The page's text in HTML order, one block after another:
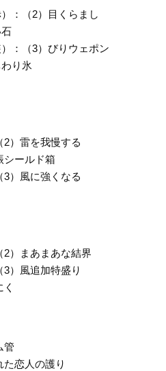
：（2）目くらまし
：（3）びりウェポン
り氷
2）雷を我慢する
シールド箱
）風に強くなる
2）まあまあな結界
）風追加特盛り
管
た恋人の護り